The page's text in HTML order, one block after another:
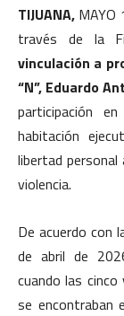
TIJUANA, MAYO
través de la
vinculación a
“N”, Eduardo
participación
habitación
libertad
violencia.
De acuerdo con
de abril de
cuando las
se encontraban